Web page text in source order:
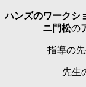
ハンズのワークシ
ニ門松の
指導の
先生